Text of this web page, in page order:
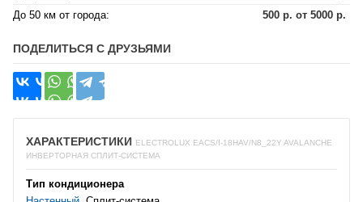
До 50 км от города:
500 р. от 5000 р.
ПОДЕЛИТЬСЯ С ДРУЗЬЯМИ
ХАРАКТЕРИСТИКИ ELECTROLUX EACS/I-18HAV/N8_22Y AVALANCHE
ИНВЕРТОРНАЯ СПЛИТ-СИСТЕМА
Тип кондиционера